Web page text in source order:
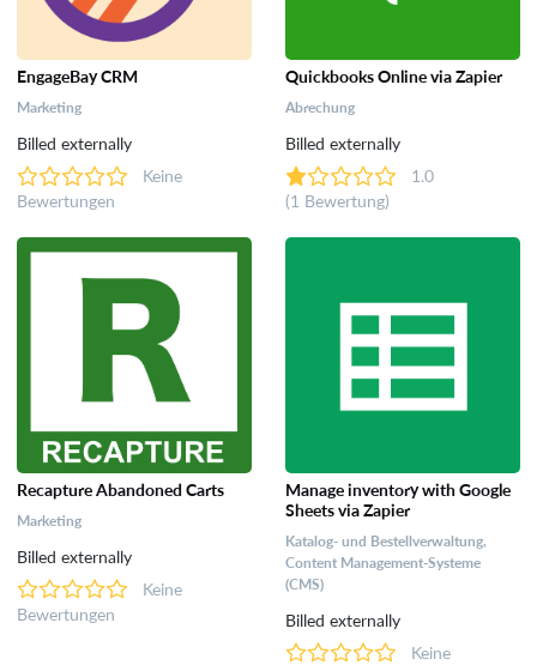
EngageBay CRM
Marketing
Billed externally
Keine
Bewertungen
Quickbooks Online via Zapier
Abrechung
Billed externally
1.0
(1 Bewertung)
Recapture Abandoned Carts
Marketing
Billed externally
Keine
Bewertungen
Manage inventory with Google
Sheets via Zapier
Katalog- und Bestellverwaltung,
Content Management-Systeme
(CMS)
Billed externally
Keine